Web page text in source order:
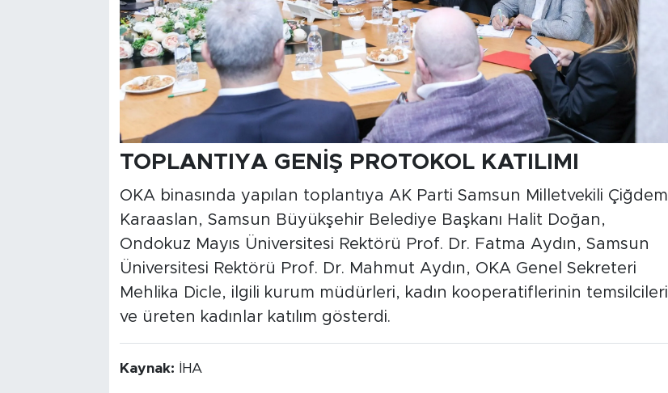
TOPLANTIYA GENİŞ PROTOKOL KATILIMI
OKA binasında yapılan toplantıya AK Parti Samsun Milletvekili Çiğdem
Karaaslan, Samsun Büyükşehir Belediye Başkanı Halit Doğan,
Ondokuz Mayıs Üniversitesi Rektörü Prof. Dr. Fatma Aydın, Samsun
Üniversitesi Rektörü Prof. Dr. Mahmut Aydın, OKA Genel Sekreteri
Mehlika Dicle, ilgili kurum müdürleri, kadın kooperatiflerinin temsilcileri
ve üreten kadınlar katılım gösterdi.
Kaynak: İHA